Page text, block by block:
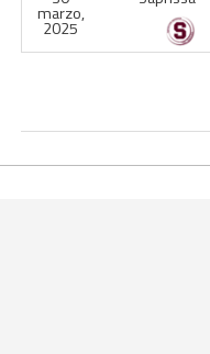
marzo,
2025